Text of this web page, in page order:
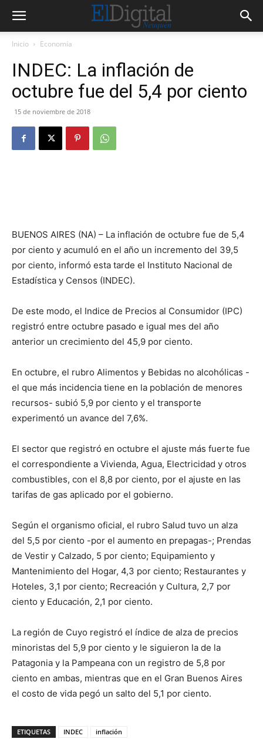
Inicio Economía
INDEC: La inflación de
octubre fue del 5,4 por ciento
15 de noviembre de 2018
BUENOS AIRES (NA) – La inflación de octubre fue de 5,4
por ciento y acumuló en el año un incremento del 39,5
por ciento, informó esta tarde el Instituto Nacional de
Estadística y Censos (INDEC).
De este modo, el Indice de Precios al Consumidor (IPC)
registró entre octubre pasado e igual mes del año
anterior un crecimiento del 45,9 por ciento.
En octubre, el rubro Alimentos y Bebidas no alcohólicas -
el que más incidencia tiene en la población de menores
recursos- subió 5,9 por ciento y el transporte
experimentó un avance del 7,6%.
El sector que registró en octubre el ajuste más fuerte fue
el correspondiente a Vivienda, Agua, Electricidad y otros
combustibles, con el 8,8 por ciento, por el ajuste en las
tarifas de gas aplicado por el gobierno.
Según el organismo oficial, el rubro Salud tuvo un alza
del 5,5 por ciento -por el aumento en prepagas-; Prendas
de Vestir y Calzado, 5 por ciento; Equipamiento y
Mantenimiento del Hogar, 4,3 por ciento; Restaurantes y
Hoteles, 3,1 por ciento; Recreación y Cultura, 2,7 por
ciento y Educación, 2,1 por ciento.
La región de Cuyo registró el índice de alza de precios
minoristas del 5,9 por ciento y le siguieron la de la
Patagonia y la Pampeana con un registro de 5,8 por
ciento en ambas, mientras que en el Gran Buenos Aires
el costo de vida pegó un salto del 5,1 por ciento.
ETIQUETAS INDEC inflación